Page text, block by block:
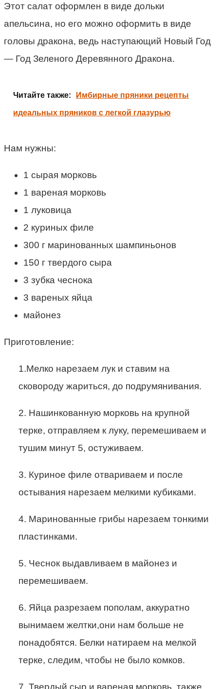
Этот салат оформлен в виде дольки
апельсина, но его можно оформить в виде
головы дракона, ведь наступающий Новый Год
— Год Зеленого Деревянного Дракона.
Читайте также: Имбирные пряники рецепты
идеальных пряников с легкой глазурью
Нам нужны:
1 сырая морковь
1 вареная морковь
1 луковица
2 куриных филе
300 г маринованных шампиньонов
150 г твердого сыра
3 зубка чеснока
3 вареных яйца
майонез
Приготовление:
1.Мелко нарезаем лук и ставим на
сковороду жариться, до подрумянивания.
2. Нашинкованную морковь на крупной
терке, отправляем к луку, перемешиваем и
тушим минут 5, остуживаем.
3. Куриное филе отвариваем и после
остывания нарезаем мелкими кубиками.
4. Маринованные грибы нарезаем тонкими
пластинками.
5. Чеснок выдавливаем в майонез и
перемешиваем.
6. Яйца разрезаем пополам, аккуратно
вынимаем желтки,они нам больше не
понадобятся. Белки натираем на мелкой
терке, следим, чтобы не было комков.
7. Твердый сыр и вареная морковь, также